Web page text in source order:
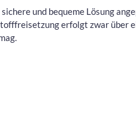
und bequeme Lösung
erfolgt zwar über